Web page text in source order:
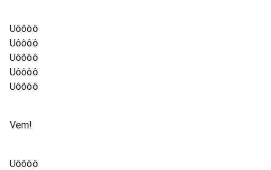
Uôôôô
Uôôôô
Uôôôô
Uôôôô
Uôôôô
Vem!
Uôôôô